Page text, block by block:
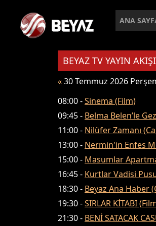
ANA
BEYAZ TV YAYIN AKIŞI
«30 Temmuz 2026
08:00 -Sinema (Film)
09:45 - Belma Belen’le
11:00 - Nilüfer Zamanı
13:00 - Nermin'in Enfes
15:00 - Masumlar
16:45 - Kurtlar Vadisi
18:30 - Beyaz Ana Haber
19:30 -SIRLAR KİTABI
21:30 - BENİ SATACAK